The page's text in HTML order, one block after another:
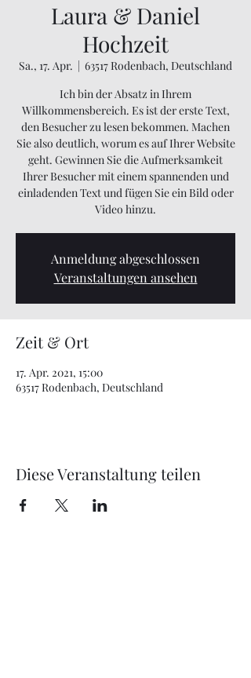
Laura & Daniel
Hochzeit
Sa., 17. Apr.
  |
63517 Rodenbach, Deutschland
Ich bin der Absatz in Ihrem
Willkommensbereich. Es ist der erste Text,
den Besucher zu lesen bekommen. Machen
Sie also deutlich, worum es auf Ihrer Website
geht. Gewinnen Sie die Aufmerksamkeit
Ihrer Besucher mit einem spannenden und
einladenden Text und fügen Sie ein Bild oder
Video hinzu.
Anmeldung abgeschlossen
Veranstaltungen ansehen
Zeit & Ort
17. Apr. 2021, 15:00
63517 Rodenbach, Deutschland
Diese Veranstaltung teilen